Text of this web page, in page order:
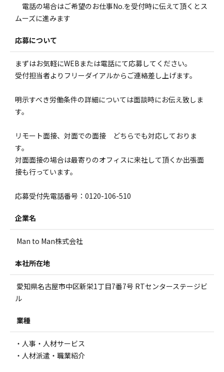
電話の場合はご希望のお仕事No.を受付時に伝えて頂くとス
ムーズに進みます
応募について
まずはお気軽にWEBまたは電話にて応募してください。
受付担当者よりフリーダイアルからご連絡差し上げます。
明示すべき労働条件の詳細については面談時にお伝え致しま
す。
リモート面接、対面での面接 どちらでも対応しておりま
す。
対面面接の場合は最寄りのオフィスに来社して頂くか出張面
接も行っています。
応募受付先電話番号：0120-106-510
企業名
Man to Man株式会社
本社所在地
愛知県名古屋市中区新栄1丁目7番7号 RTセンターステージビ
ル
業種
・人事・人材サービス
・人材派遣・職業紹介